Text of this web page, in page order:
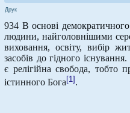
Друк
934 В основі
людини, найголовнішими
виховання, освіту, вибір
засобів до гідного
є релігійна свобода, тобто
істинного Бога [1] .